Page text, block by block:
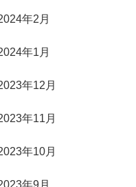
年2月
年1月
年12月
年11月
年10月